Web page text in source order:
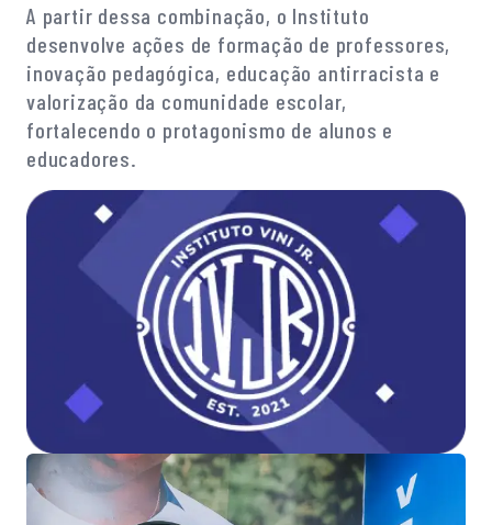
A partir dessa combinação, o Instituto
desenvolve ações de formação de professores,
inovação pedagógica, educação antirracista e
valorização da comunidade escolar,
fortalecendo o protagonismo de alunos e
educadores.